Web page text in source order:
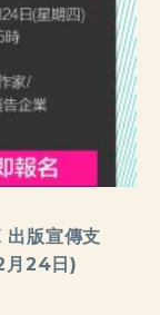
出版宣傳支
月24日)